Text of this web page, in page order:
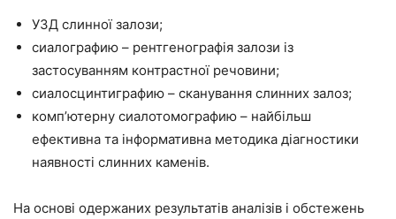
УЗД слинної залози;
сиалографию – рентгенографія залози із
застосуванням контрастної речовини;
сиалосцинтиграфию – сканування слинних залоз;
комп’ютерну сиалотомографию – найбільш
ефективна та інформативна методика діагностики
наявності слинних каменів.
На основі одержаних результатів аналізів і обстежень